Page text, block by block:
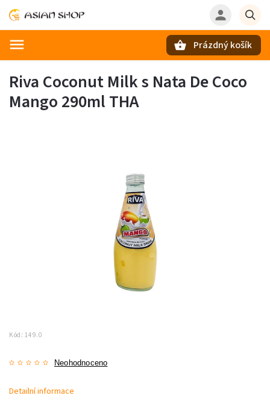
Prázdný košík
Riva Coconut Milk s Nata De Coco
Mango 290ml THA
Kód: 149.0
Neohodnoceno
Detailní informace